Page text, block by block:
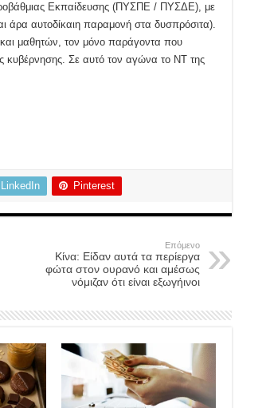
Εκπαίδευσης (ΠΥΣΠΕ / ΠΥΣΔΕ), με
άρα αυτοδίκαιη παραμονή στα δυσπρόσιτα).
μαθητών, τον μόνο παράγοντα που
κυβέρνησης. Σε αυτό τον αγώνα το ΝΤ της
LinkedIn Pinterest
Επόμενο
Κίνα: Είδαν αυτά τα περίεργα
φώτα στον ουρανό και αμέσως
νόμιζαν ότι είναι εξωγήινοι